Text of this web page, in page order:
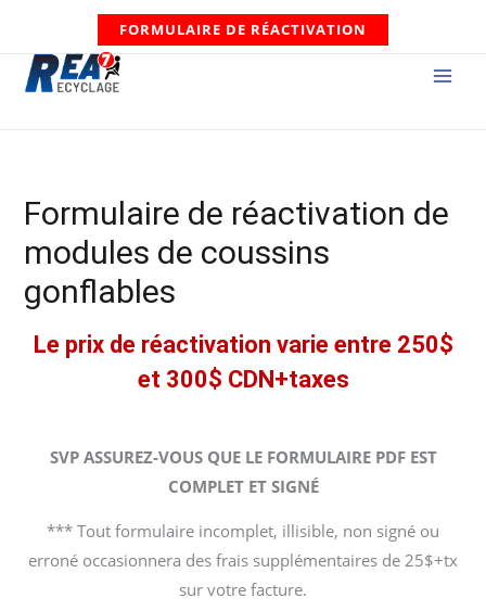
contenu
FORMULAIRE DE RÉACTIVATION
Formulaire de réactivation de
modules de coussins
gonflables
Le prix de réactivation varie entre 250$
et 300$ CDN+taxes
SVP ASSUREZ-VOUS QUE LE FORMULAIRE PDF EST
COMPLET ET SIGNÉ
*** Tout formulaire incomplet, illisible, non signé ou
erroné occasionnera des frais supplémentaires de 25$+tx
sur votre facture.